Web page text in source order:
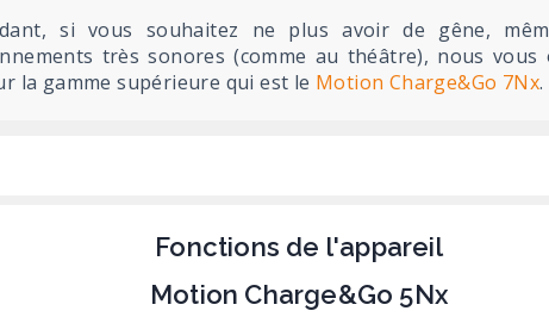
si vous souhaitez ne plus avoir de gêne,
très sonores (comme au théâtre), nous vous
la gamme supérieure qui est le Motion Charge&Go 7Nx.
Fonctions de l'appareil
Motion Charge&Go 5Nx